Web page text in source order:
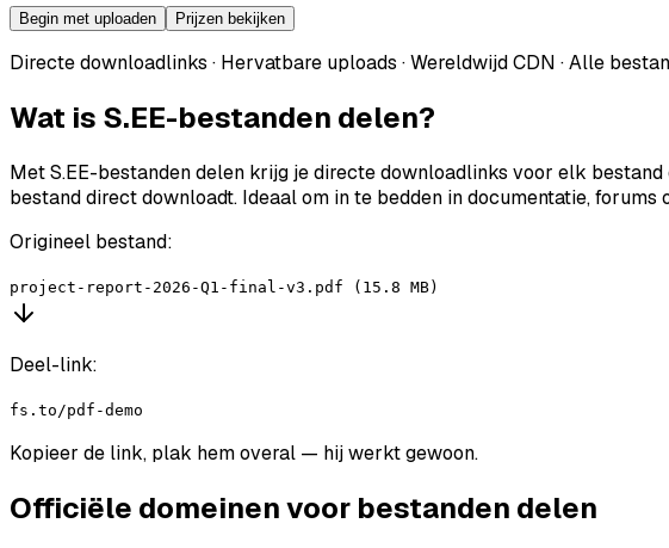
Begin met uploaden Prijzen bekijken
Directe downloadlinks · Hervatbare uploads · Wereldwijd CDN · Alle
Wat is S.EE-bestanden delen?
Met S.EE-bestanden delen krijg je directe downloadlinks voor elk
bestand direct downloadt. Ideaal om in te bedden in documentatie,
Origineel bestand:
project-report-2026-Q1-final-v3.pdf (15.8 MB)
Deel-link:
fs.to/pdf-demo
Kopieer de link, plak hem overal — hij werkt gewoon.
Officiële domeinen voor bestanden delen